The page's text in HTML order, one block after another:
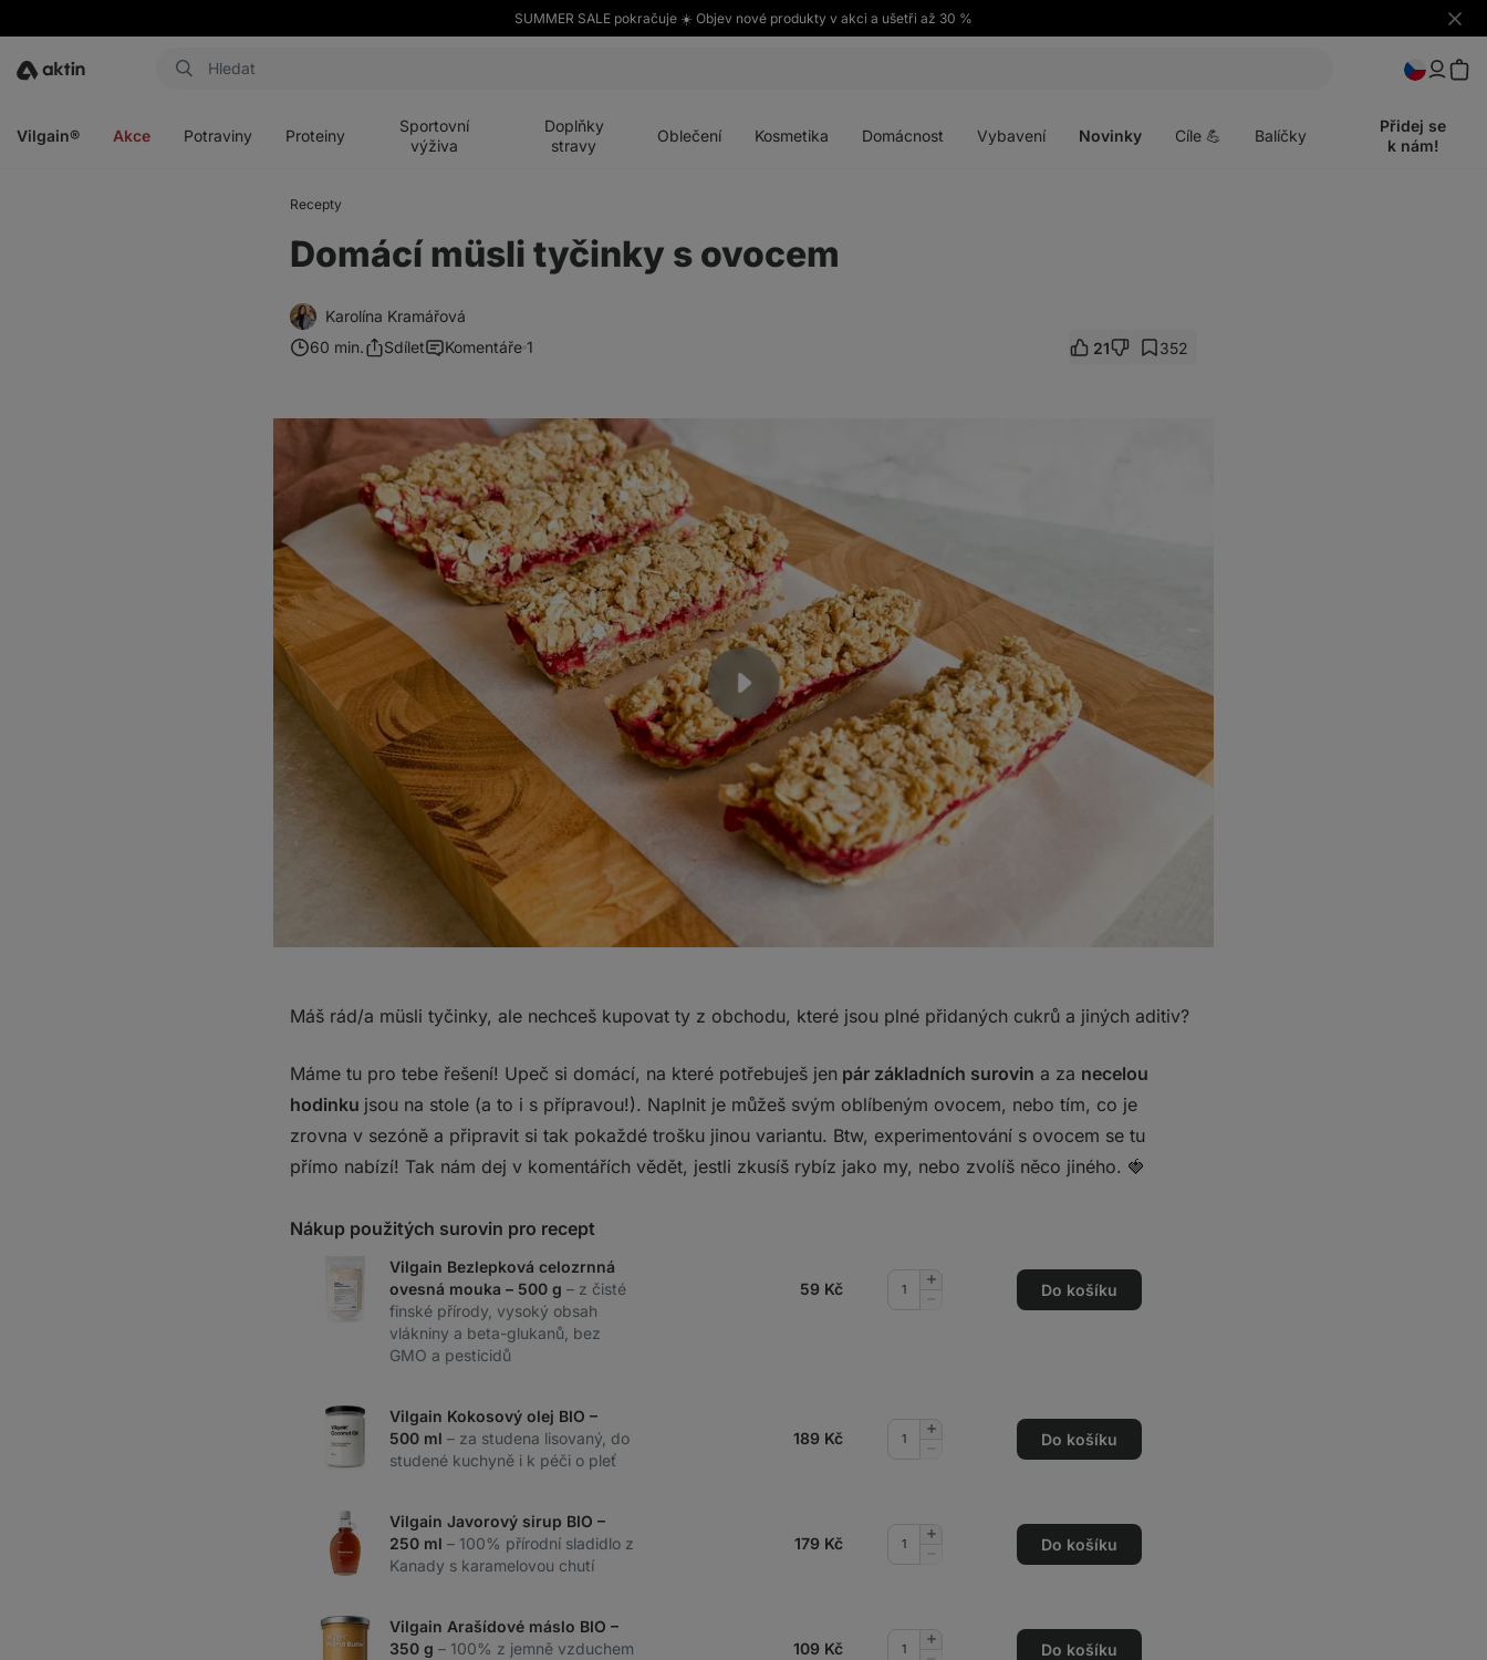
SUMMER SALE pokračuje ☀️ Objev nové produkty v akci a ušetři až 30 %
Skrýt
Aktin
Vilgain® Akce Potraviny Proteiny
Sportovní
výživa
Doplňky
stravy
Oblečení Kosmetika Domácnost Vybavení Novinky Cíle 💪 Balíčky
Přidej se
k nám!
Recepty
Domácí müsli tyčinky s ovocem
Karolína Kramářová
60 min.
Sdílet Komentáře 1 21 352
Máš rád/a müsli tyčinky, ale nechceš kupovat ty z obchodu, které jsou plné přidaných cukrů a jiných aditiv?
Máme tu pro tebe řešení! Upeč si domácí, na které potřebuješ jen pár základních surovin a za necelou
hodinku jsou na stole (a to i s přípravou!). Naplnit je můžeš svým oblíbeným ovocem, nebo tím, co je
zrovna v sezóně a připravit si tak pokaždé trošku jinou variantu. Btw, experimentování s ovocem se tu
přímo nabízí! Tak nám dej v komentářích vědět, jestli zkusíš rybíz jako my, nebo zvolíš něco jiného. 🍓
Nákup použitých surovin pro recept
Vilgain Bezlepková celozrnná
ovesná mouka – 500 g – z čisté
finské přírody, vysoký obsah
vlákniny a beta-glukanů, bez
GMO a pesticidů
59 Kč
Přidat
Do košíku
Vilgain Kokosový olej BIO –
500 ml – za studena lisovaný, do
studené kuchyně i k péči o pleť
189 Kč
Přidat
Do košíku
Vilgain Javorový sirup BIO –
250 ml – 100% přírodní sladidlo z
Kanady s karamelovou chutí
179 Kč
Přidat
Do košíku
Vilgain Arašídové máslo BIO –
350 g – 100% z jemně vzduchem
109 Kč
Přidat
Do košíku